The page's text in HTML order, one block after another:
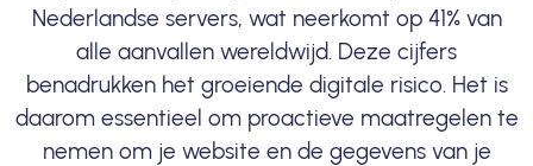
Nederlandse servers, wat neerkomt op 41% van
alle aanvallen wereldwijd. Deze cijfers
benadrukken het groeiende digitale risico. Het is
daarom essentieel om proactieve maatregelen te
nemen om je website en de gegevens van je